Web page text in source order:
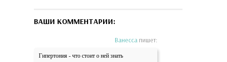
ВАШИ КОММЕНТАРИИ:
Ванесса пишет:
Гипертония - что стоит о ней знать